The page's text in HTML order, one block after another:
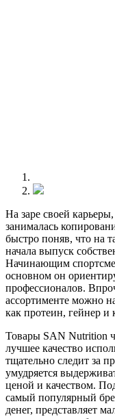
На заре своей
занималась
быстро поняв, что на
начала выпуск
Начинающим
основном он
профессионалов.
ассортименте можно
как протеин, гейнер и
Товары SAN Nutrition
лучшее качество
тщательно следит за
умудряется
ценой и качеством.
самый популярный
денег, представляет